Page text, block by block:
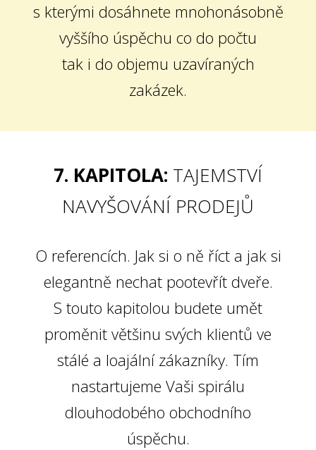
s kterými dosáhnete mnohonásobně
vyššího úspěchu co do počtu
tak i do objemu uzavíraných
zakázek.
7. KAPITOLA: TAJEMSTVÍ
NAVYŠOVÁNÍ PRODEJŮ
O referencích. Jak si o ně říct a jak si
elegantně nechat pootevřít dveře.
S touto kapitolou budete umět
proměnit většinu svých klientů ve
stálé a loajální zákazníky. Tím
nastartujeme Vaši spirálu
dlouhodobého obchodního
úspěchu.